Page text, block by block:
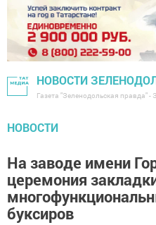
НОВОСТИ
Газета "Зеленодольская правда" -
НОВОСТИ
На заводе имени
церемония
буксиров